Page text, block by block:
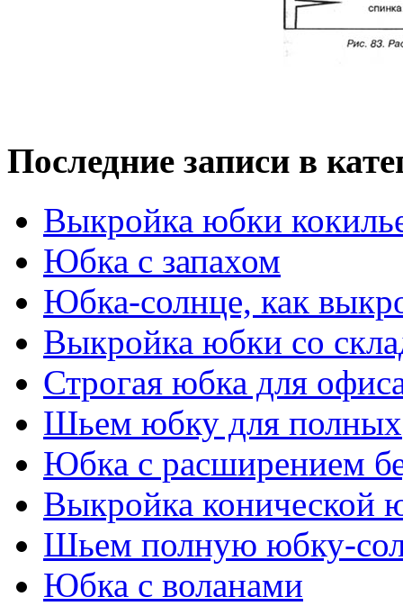
Последние записи в
Выкройка юбки
Юбка с запахом
Юбка-солнце, как
Выкройка юбки со
Строгая юбка для
Шьем юбку для полных
Юбка с расширением
Выкройка конической
Шьем полную юбку-
Юбка с воланами